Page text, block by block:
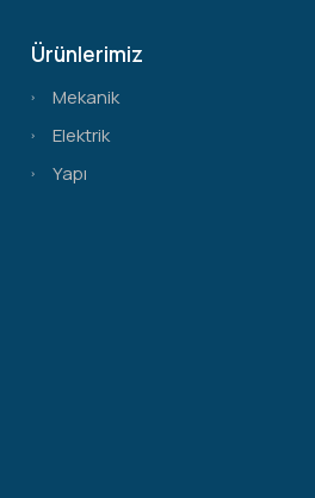
Ürünlerimiz
Mekanik
Elektrik
Yapı